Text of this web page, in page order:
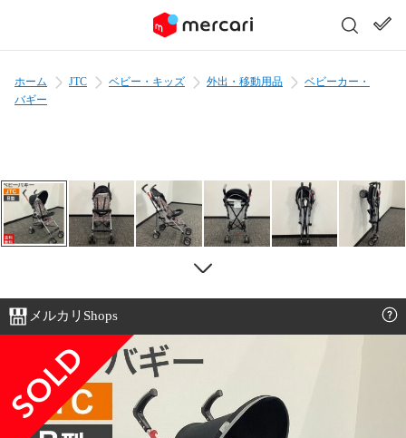
ホーム JTC ベビー・キッズ 外出・移動用品
ベビーカー・
バギー
メルカリShops